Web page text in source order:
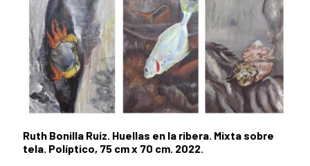
Ruth Bonilla Ruiz. Huellas en la ribera. Mixta sobre
tela. Políptico, 75 cm x 70 cm. 2022.